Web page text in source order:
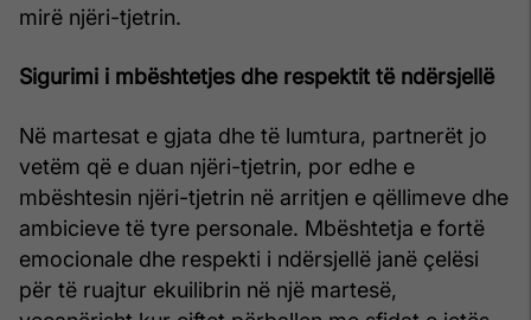
mirë njëri-tjetrin.
Sigurimi i mbështetjes dhe respektit të ndërsjellë
Në martesat e gjata dhe të lumtura, partnerët jo
vetëm që e duan njëri-tjetrin, por edhe e
mbështesin njëri-tjetrin në arritjen e qëllimeve dhe
ambicieve të tyre personale. Mbështetja e fortë
emocionale dhe respekti i ndërsjellë janë çelësi
për të ruajtur ekuilibrin në një martesë,